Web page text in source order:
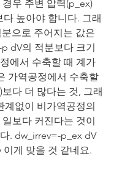
우 주변 압력(p_ex)
다 높아야 합니다. 그래
으로 주어지는 값은
dV의 적분보다 크기
에서 수축할 때 계가
가역공정에서 수축할
다 더 많다는 것, 그래
계없이 비가역공정의
보다 커진다는 것이
. dw_irrev=-p_ex dV
게 맞을 것 같네요.